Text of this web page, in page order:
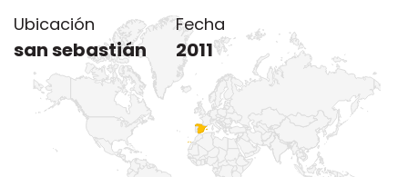
Ubicación del proyecto
Ubicación
san sebastián
Fecha
2011